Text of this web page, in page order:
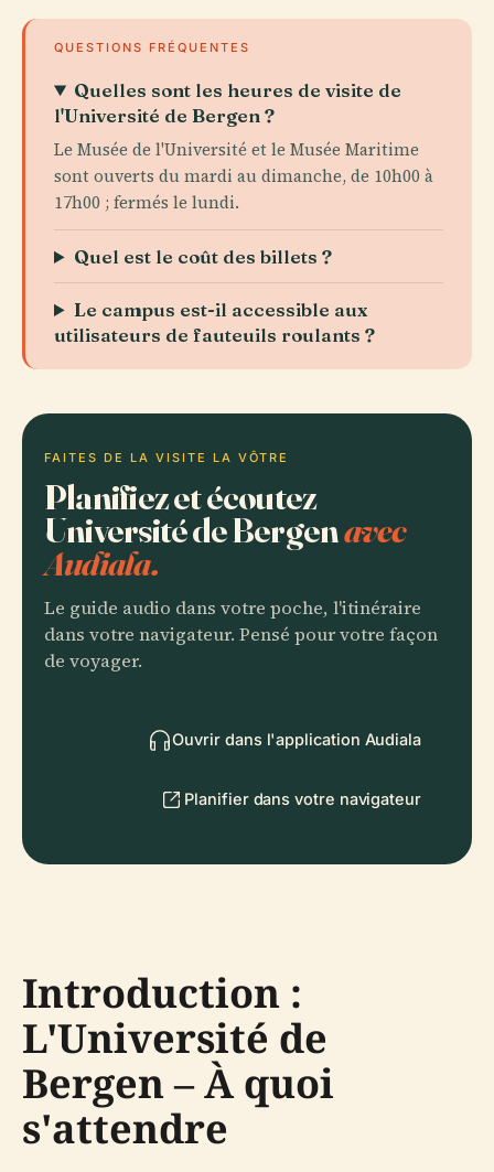
QUESTIONS FRÉQUENTES
Quelles sont les heures de visite de
l'Université de Bergen ?
Le Musée de l'Université et le Musée Maritime
sont ouverts du mardi au dimanche, de 10h00 à
17h00 ; fermés le lundi.
Quel est le coût des billets ?
Le campus est-il accessible aux
utilisateurs de fauteuils roulants ?
FAITES DE LA VISITE LA VÔTRE
Planifiez et écoutez
Université de Bergenavec
Audiala.
Le guide audio dans votre poche, l'itinéraire
dans votre navigateur. Pensé pour votre façon
de voyager.
Ouvrir dans l'application Audiala
Planifier dans votre navigateur
Introduction :
L'Université de
Bergen – À quoi
s'attendre